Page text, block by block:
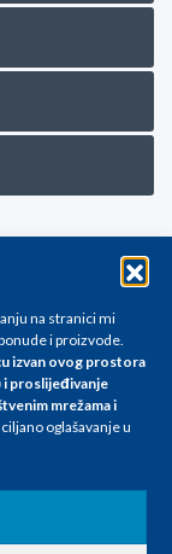
na stranici mi
i proizvode.
izvan ovog prostora
proslijeđivanje
mrežama i
oglašavanje u
se na
i podložne su
i uključuju PDV. Sve
se dati što bolji
da su svi